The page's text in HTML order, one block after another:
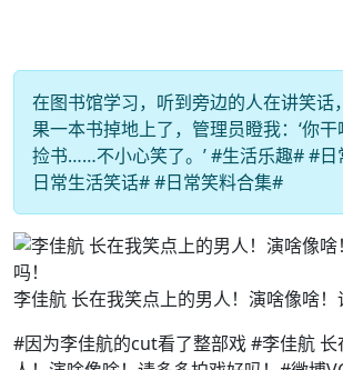
在图书馆学习，听到旁边的人在讲笑话
果一本书掉地上了，管理员瞪我：‘你干
捡书……不小心笑了。’ #生活乐趣# #
日常生活笑话# #日常笑料合集#
李佳航 长在我笑点上的男人！演啥像啥！
#因为李佳航的cut看了整部戏 #李佳航 长